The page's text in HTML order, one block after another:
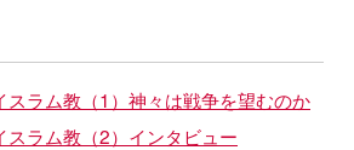
スラム教（1）神々は戦争を望むのか
スラム教（2）インタビュー